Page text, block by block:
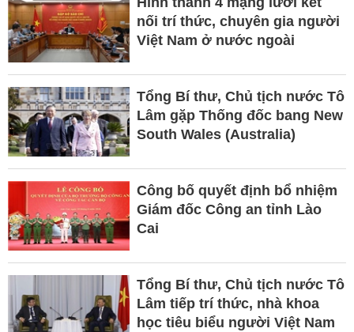
nối trí thức, chuyên gia người
Việt Nam ở nước ngoài
Tổng Bí thư, Chủ tịch nước Tô
Lâm gặp Thống đốc bang New
South Wales (Australia)
Công bố quyết định bổ nhiệm
Giám đốc Công an tỉnh Lào
Cai
Tổng Bí thư, Chủ tịch nước Tô
Lâm tiếp trí thức, nhà khoa
học tiêu biểu người Việt Nam